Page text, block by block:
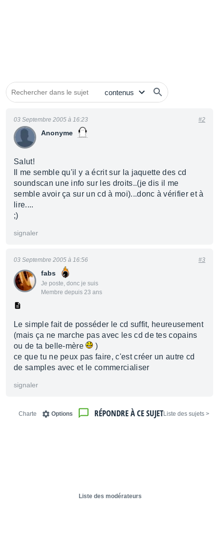
Anonyme
03 Septembre 2005 à 16:23 #2
Salut!
Il me semble qu'il y a écrit sur la jaquette des cd
soundscan une info sur les droits..(je dis il me
semble avoir ça sur un cd à moi)...donc à vérifier et à
lire....
;)
signaler
fabs
Je poste, donc je suis
Membre depuis 23 ans
03 Septembre 2005 à 16:56 #3
Le simple fait de posséder le cd suffit, heureusement
(mais ça ne marche pas avec les cd de tes copains
ou de ta belle-mère
)
ce que tu ne peux pas faire, c'est créer un autre cd
de samples avec et le commercialiser
signaler
< Liste des sujets
RÉPONDRE À CE SUJET
Options
Charte
Liste des modérateurs